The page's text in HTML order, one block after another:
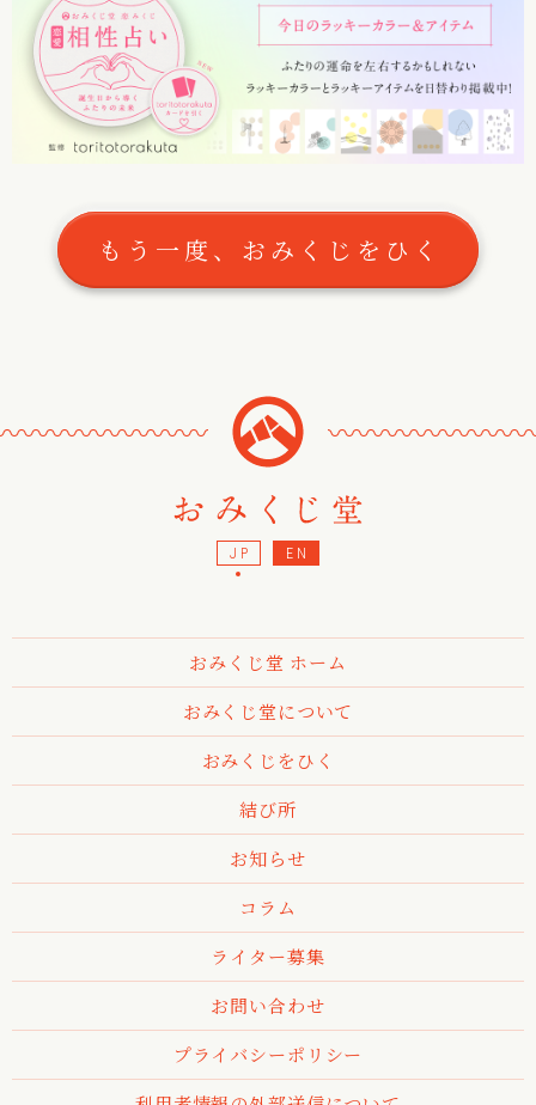
もう一度、おみくじをひく
〰〰〰〰〰〰〰 〰〰〰〰〰〰〰
JP EN
おみくじ堂 ホーム
おみくじ堂について
おみくじをひく
結び所
お知らせ
コラム
ライター募集
お問い合わせ
プライバシーポリシー